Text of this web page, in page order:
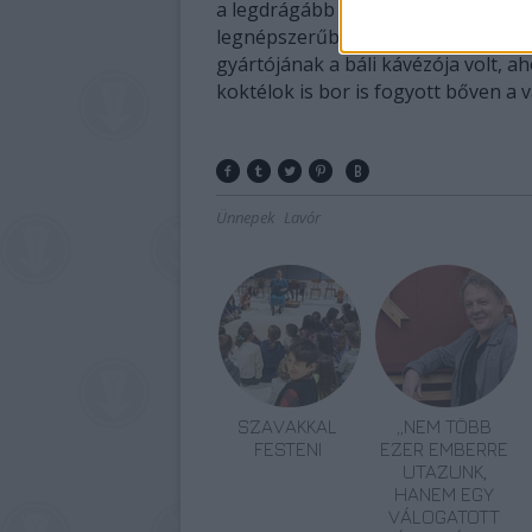
a legdrágább páholyjegyek 250
legnépszerűbb helyszín a
gyártójának a báli kávézója volt,
koktélok is bor is fogyott bőven a
Ünnepek Lavór
SZAVAKKAL
FESTENI
„NEM TÖBB
EZER EMBERRE
UTAZUNK,
HANEM EGY
VÁLOGATOTT